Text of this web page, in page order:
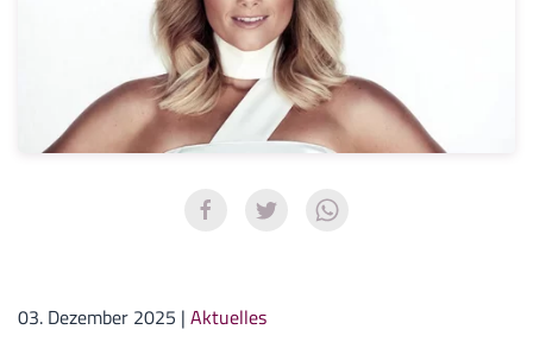
03. Dezember 2025 | Aktuelles